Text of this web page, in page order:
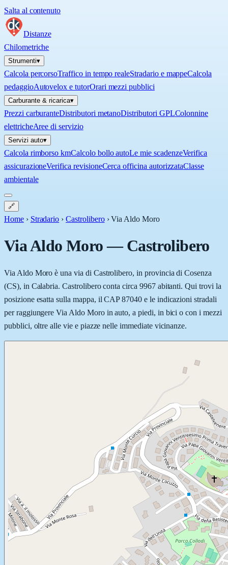
Salta al contenuto
Distanze
Chilometriche
Strumenti▾
Calcola percorsoTraffico in tempo realeStradario e mappeCalcola
pedaggioAutovelox e tutorOrari mezzi pubblici
Carburante & ricarica▾
Prezzi carburanteDistributori metanoDistributori GPLColonnine
elettricheAree di servizio
Servizi auto▾
Calcola rimborso kmCalcolo bollo autoLe mie scadenzeVerifica
assicurazioneVerifica revisioneCerca officina autorizzataClasse
ambientale
🔗
Home › Stradario › Castrolibero ›Via Aldo Moro
Via Aldo Moro—Castrolibero
Via Aldo Moro è una via di Castrolibero, in provincia di Cosenza
(CS), in Calabria. Castrolibero conta circa 9967 abitanti. Qui trovi la
posizione esatta sulla mappa, il CAP 87040 e le indicazioni stradali
per raggiungere Via Aldo Moro in auto, a piedi, in bici o con i mezzi
pubblici, oltre alle vie e piazze nelle immediate vicinanze.